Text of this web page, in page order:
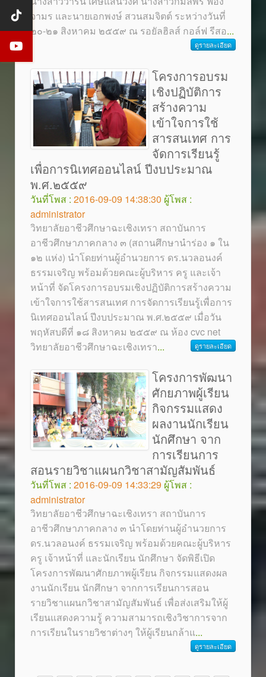
จามร และนายเอกพงษ์ สวนสมจิตต์ ระหว่างวันที่
๒๐-๒๑ สิงหาคม ๒๕๕๙ ณ รอยัลฮิลส์ กอล์ฟ รีสอ...
ดูรายละเอียด
โครงการอบรม
เชิงปฏิบัติการ
สร้างความ
เข้าใจการใช้
สารสนเทศ การ
จัดการเรียนรู้
เพื่อการนิเทศออนไลน์ ปีงบประมาณ
พ.ศ.๒๕๕๙
วันที่โพส : 2016-09-09 14:38:30 ผู้โพส :
administrator
วิทยาลัยอาชีวศึกษาฉะเชิงเทรา สถาบันการ
อาชีวศึกษาภาคกลาง ๓ (สถานศึกษานำร่อง ๑ ใน
๑๒ แห่ง) นำโดยท่านผู้อำนวยการ ดร.นวลอนงค์
ธรรมเจริญ พร้อมด้วยคณะผู้บริหาร ครู และเจ้า
หน้าที่ จัดโครงการอบรมเชิงปฏิบัติการสร้างความ
เข้าใจการใช้สารสนเทศ การจัดการเรียนรู้เพื่อการ
นิเทศออนไลน์ ปีงบประมาณ พ.ศ.๒๕๕๙ เมื่อวัน
พฤหัสบดีที่ ๑๘ สิงหาคม ๒๕๕๙ ณ ห้อง cvc net
วิทยาลัยอาชีวศึกษาฉะเชิงเทรา... ดูรายละเอียด
โครงการพัฒนา
ศักยภาพผู้เรียน
กิจกรรมแสดง
ผลงานนักเรียน
นักศึกษา จาก
การเรียนการ
สอนรายวิชาแผนกวิชาสามัญสัมพันธ์
วันที่โพส : 2016-09-09 14:33:29 ผู้โพส :
administrator
วิทยาลัยอาชีวศึกษาฉะเชิงเทรา สถาบันการ
อาชีวศึกษาภาคกลาง ๓ นำโดยท่านผู้อำนวยการ
ดร.นวลอนงค์ ธรรมเจริญ พร้อมด้วยคณะผู้บริหาร
ครู เจ้าหน้าที่ และนักเรียน นักศึกษา จัดพิธีเปิด
โครงการพัฒนาศักยภาพผู้เรียน กิจกรรมแสดงผล
งานนักเรียน นักศึกษา จากการเรียนการสอน
รายวิชาแผนกวิชาสามัญสัมพันธ์ เพื่อส่งเสริมให้ผู้
เรียนแสดงความรู้ ความสามารถเชิงวิชาการจาก
การเรียนในรายวิชาต่างๆ ให้ผู้เรียนกล้าแ...
ดูรายละเอียด